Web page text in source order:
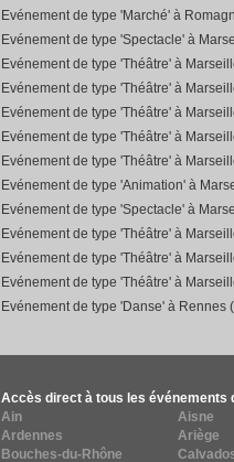
Evénement de type 'Marché' à
Evénement de type 'Spectacle' à
Evénement de type 'Théâtre' à
Evénement de type 'Théâtre' à
Evénement de type 'Théâtre' à
Evénement de type 'Théâtre' à
Evénement de type 'Théâtre' à
Evénement de type 'Animation' à
Evénement de type 'Spectacle' à
Evénement de type 'Théâtre' à
Evénement de type 'Théâtre' à
Evénement de type 'Théâtre' à
Evénement de type 'Danse' à Rennes
Accès direct à tous les événements
Ain
Aisne
Ardennes
Ariège
Bouches-du-Rhône